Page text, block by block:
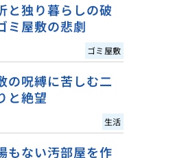
と独り暮らしの破
ミ屋敷の悲劇
ゴミ屋敷
の呪縛に苦しむ二
と絶望
生活
もない汚部屋を作